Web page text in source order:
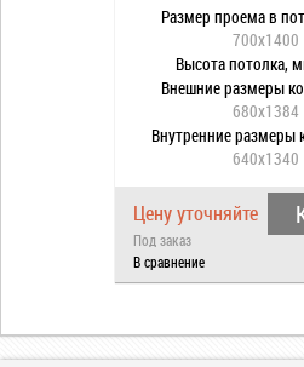
Размер проема в
700x1400
Высота потолка,
Внешние размеры
680x1384
Внутренние размеры
640x1340
мм:
Размах лестницы в
Высота короба,
Цену уточняйте
Под заказ
В сравнение